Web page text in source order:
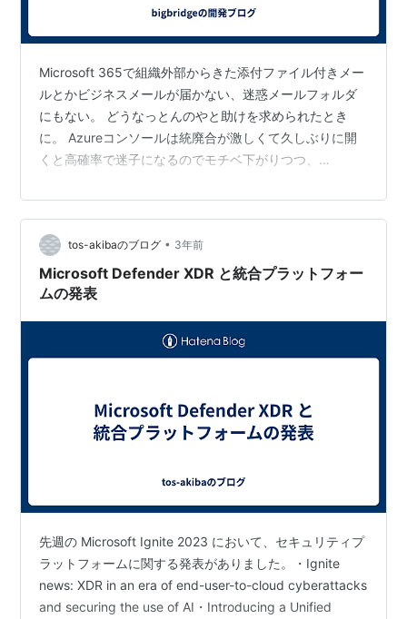
Microsoft 365で組織外部からきた添付ファイル付きメー
ルとかビジネスメールが届かない、迷惑メールフォルダ
にもない。 どうなっとんのやと助けを求められたとき
に。 Azureコンソールは統廃合が激しくて久しぶりに開
くと高確率で迷子になるのでモチベ下がりつつ、
つからないと思ったら、Microsoft 365 Defenderコンソ
ールに独立していた メールとコラボレーションカテゴリ
> 確認 > 検疫 に問題メールがあるので選択してメールを
開放するを実行すると、解除とともにTOにデリバリーし
てくれる。一応、誤認報告もしておく。 M…
tos-akibaのブログ • 3年前
Microsoft Defender XDR と統合プラットフォー
ムの発表
先週の Microsoft Ignite 2023 において、セキュリティプ
ラットフォームに関する発表がありました。・Ignite
news: XDR in an era of end-user-to-cloud cyberattacks
and securing the use of AI・Introducing a Unified